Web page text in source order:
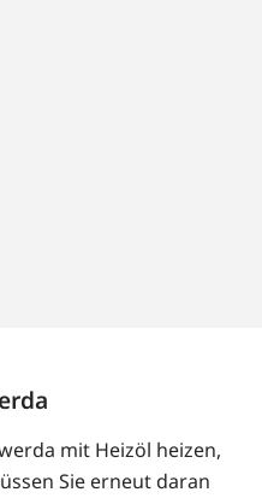
mit Heizöl heizen,
Sie erneut daran